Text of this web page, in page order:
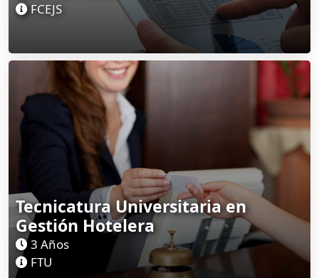
FCEJS
Tecnicatura Universitaria en
Gestión Hotelera
3 Años
FTU